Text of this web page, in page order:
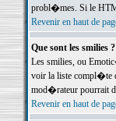
probl�mes. Si le
Revenir en haut de
Que sont les smilies ?
Les smilies, ou
voir la liste compl�te
mod�rateur pourrait
Revenir en haut de